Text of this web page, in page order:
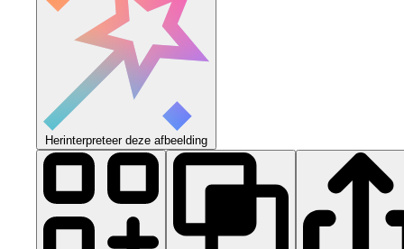
Herinterpreteer deze afbeelding